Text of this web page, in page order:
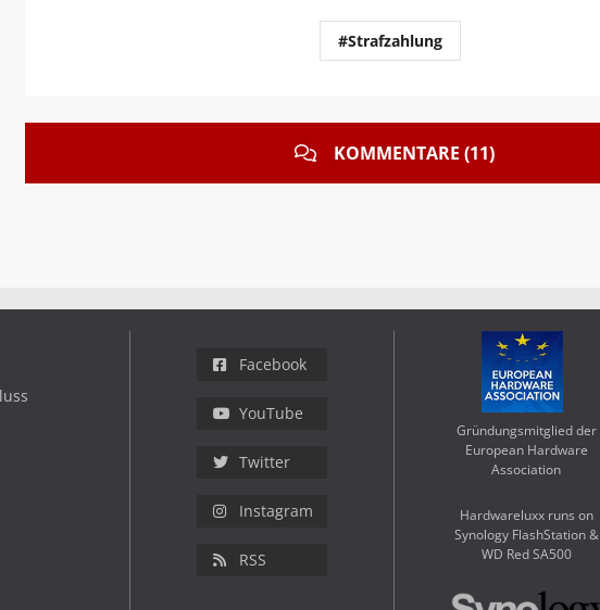
#Strafzahlung
KOMMENTARE (11)
Facebook
YouTube
Twitter
Instagram
RSS
Gründungsmitglied der
European Hardware
Association
Hardwareluxx runs on
Synology FlashStation &
WD Red SA500